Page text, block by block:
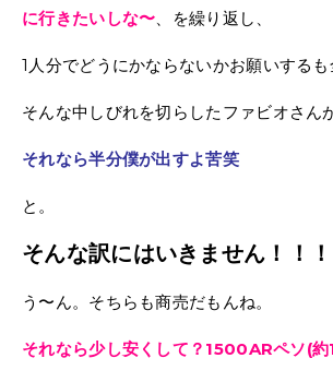
に行きたいしな〜、を繰り返し、
1人分でどうにかならないかお願いするも
そんな中しびれを切らしたファビオさんが
それなら半分僕が出すよ苦笑
と。
そんな訳にはいきません！！！
う〜ん。そちらも商売だもんね。
それなら少し安くして？1500ARペソ(